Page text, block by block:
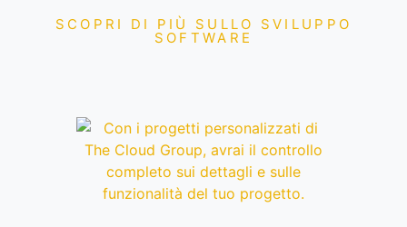
SCOPRI DI PIÙ SULLO SVILUPPO
SOFTWARE